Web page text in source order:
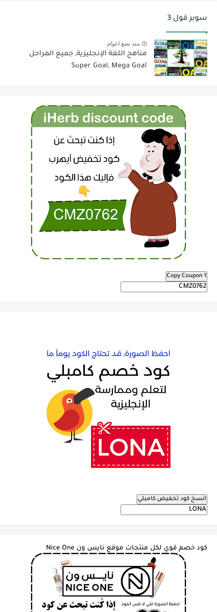
سوبر قول 3
منذ بضع اعوام
مناهج اللغة الإنجليزية, جميع المراحل
Super Goal, Mega Goal
Copy Coupon 1
انسخ كود تخفيض كامبلي
كود خصم قوي لكل منتجات موقع نايس ون Nice One